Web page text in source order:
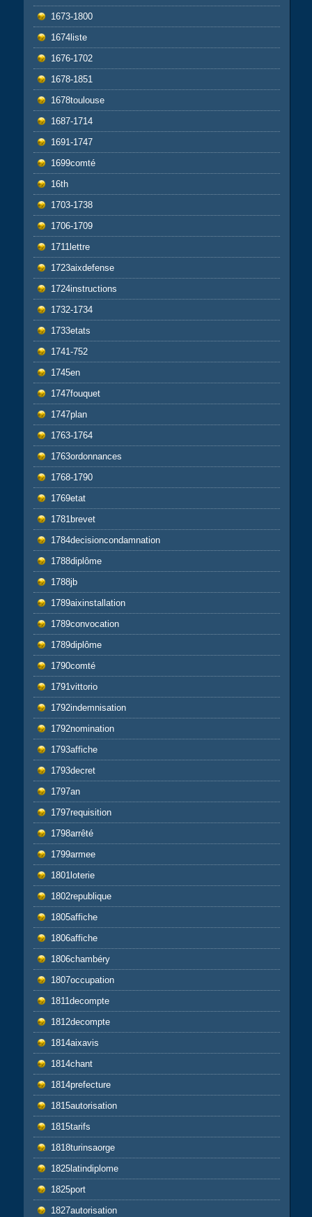
1673-1800
1674liste
1676-1702
1678-1851
1678toulouse
1687-1714
1691-1747
1699comté
16th
1703-1738
1706-1709
1711lettre
1723aixdefense
1724instructions
1732-1734
1733etats
1741-752
1745en
1747fouquet
1747plan
1763-1764
1763ordonnances
1768-1790
1769etat
1781brevet
1784decisioncondamnation
1788diplôme
1788jb
1789aixinstallation
1789convocation
1789diplôme
1790comté
1791vittorio
1792indemnisation
1792nomination
1793affiche
1793decret
1797an
1797requisition
1798arrêté
1799armee
1801loterie
1802republique
1805affiche
1806affiche
1806chambéry
1807occupation
1811decompte
1812decompte
1814aixavis
1814chant
1814prefecture
1815autorisation
1815tarifs
1818turinsaorge
1825latindiplome
1825port
1827autorisation